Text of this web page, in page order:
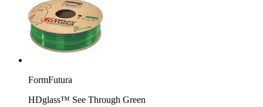
FormFutura
HDglass™ See Through Green